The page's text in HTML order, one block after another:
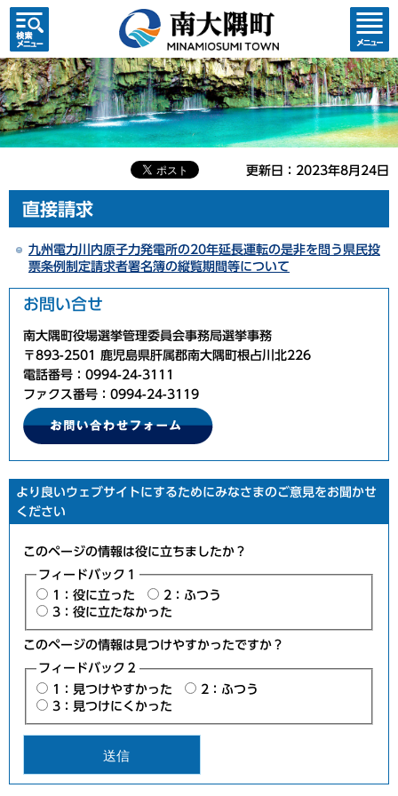
検索・
共通メ
ニュー
コンテ
ンツメ
ニュー
更新日：2023年8月24日
直接請求
九州電力川内原子力発電所の20年延長運転の是非を問う県民投
票条例制定請求者署名簿の縦覧期間等について
お問い合せ
南大隅町役場選挙管理委員会事務局選挙事務
〒893-2501 鹿児島県肝属郡南大隅町根占川北226
電話番号：0994-24-3111
ファクス番号：0994-24-3119
より良いウェブサイトにするためにみなさまのご意見をお聞かせ
ください
このページの情報は役に立ちましたか？
フィードバック１
1：役に立った
2：ふつう
3：役に立たなかった
このページの情報は見つけやすかったですか？
フィードバック２
1：見つけやすかった
2：ふつう
3：見つけにくかった